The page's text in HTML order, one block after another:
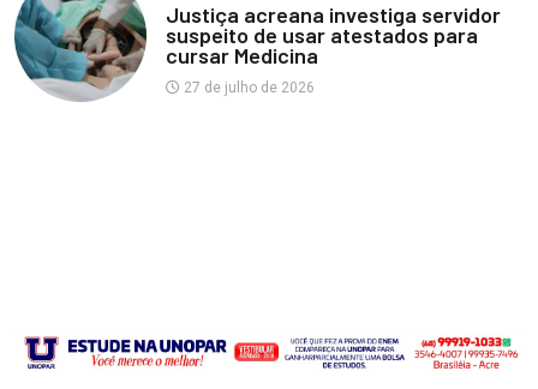
Justiça acreana investiga servidor
suspeito de usar atestados para
cursar Medicina
27 de julho de 2026